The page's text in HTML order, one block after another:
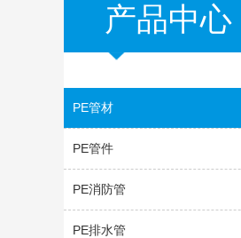
产品中心
PE管材
PE管件
PE消防管
PE排水管